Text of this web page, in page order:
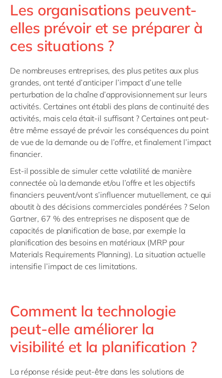
Les organisations peuvent-
elles prévoir et se préparer à
ces situations ?
De nombreuses entreprises, des plus petites aux plus
grandes, ont tenté d’anticiper l’impact d’une telle
perturbation de la chaîne d’approvisionnement sur leurs
activités. Certaines ont établi des plans de continuité des
activités, mais cela était-il suffisant ? Certaines ont peut-
être même essayé de prévoir les conséquences du point
de vue de la demande ou de l’offre, et finalement l’impact
financier.
Est-il possible de simuler cette volatilité de manière
connectée où la demande et/ou l’offre et les objectifs
financiers peuvent/vont s’influencer mutuellement, ce qui
aboutit à des décisions commerciales pondérées ? Selon
Gartner, 67 % des entreprises ne disposent que de
capacités de planification de base, par exemple la
planification des besoins en matériaux (MRP pour
Materials Requirements Planning). La situation actuelle
intensifie l’impact de ces limitations.
Comment la technologie
peut-elle améliorer la
visibilité et la planification ?
La réponse réside peut-être dans les solutions de